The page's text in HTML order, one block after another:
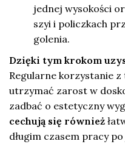
jednej wysokości
szyi i policzkach
golenia.
Dzięki tym krokom
Regularne korzystanie
utrzymać zarost w
zadbać o estetyczny
cechują się również
długim czasem pracy